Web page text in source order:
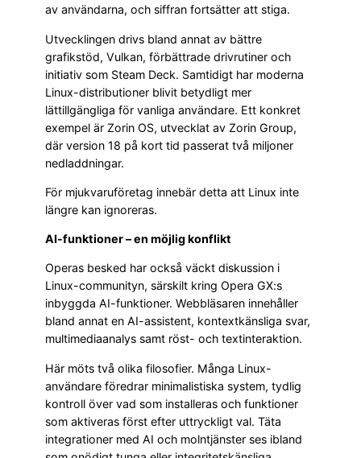
av användarna, och siffran fortsätter att stiga.
Utvecklingen drivs bland annat av bättre
grafikstöd, Vulkan, förbättrade drivrutiner och
initiativ som Steam Deck. Samtidigt har moderna
Linux-distributioner blivit betydligt mer
lättillgängliga för vanliga användare. Ett konkret
exempel är Zorin OS, utvecklat av Zorin Group,
där version 18 på kort tid passerat två miljoner
nedladdningar.
För mjukvaruföretag innebär detta att Linux inte
längre kan ignoreras.
AI-funktioner – en möjlig konflikt
Operas besked har också väckt diskussion i
Linux-communityn, särskilt kring Opera GX:s
inbyggda AI-funktioner. Webbläsaren innehåller
bland annat en AI-assistent, kontextkänsliga svar,
multimediaanalys samt röst- och textinteraktion.
Här möts två olika filosofier. Många Linux-
användare föredrar minimalistiska system, tydlig
kontroll över vad som installeras och funktioner
som aktiveras först efter uttryckligt val. Täta
integrationer med AI och molntjänster ses ibland